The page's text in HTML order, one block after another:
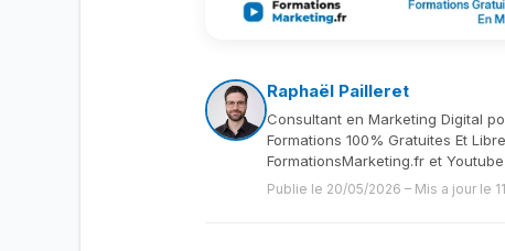
Raphaël Pailleret
Consultant en Marketing Digital
Formations 100% Gratuites Et
FormationsMarketing.fr et Youtube
Publie le 20/05/2026 – Mis a jour le